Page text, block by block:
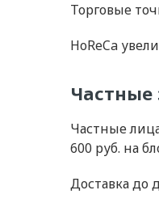
Торговые
HoReCa
Частные
Частные
600 руб. на
Доставка до